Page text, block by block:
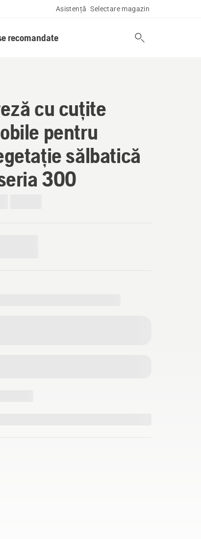
Asistență Selectare magazin
recomandate
cu cuțite
pentru
sălbatică
300